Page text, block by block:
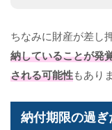
ちなみに財産が差し
納していることが発
される可能性もあり
納付期限の過